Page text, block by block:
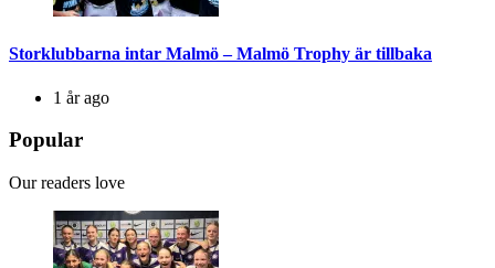
Storklubbarna intar Malmö – Malmö Trophy är tillbaka
1 år ago
Popular
Our readers love